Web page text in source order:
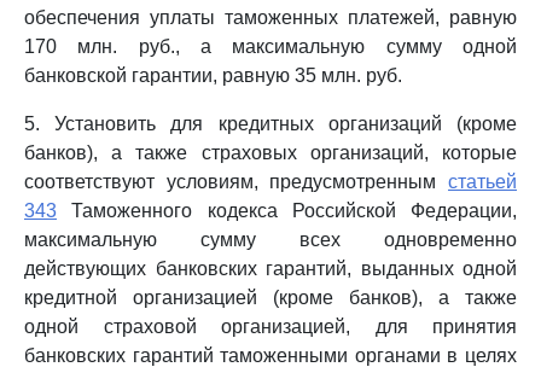
обеспечения уплаты таможенных платежей, равную
170 млн. руб., а максимальную сумму одной
банковской гарантии, равную 35 млн. руб.
5. Установить для кредитных организаций (кроме
банков), а также страховых организаций, которые
соответствуют условиям, предусмотренным статьей
343 Таможенного кодекса Российской Федерации,
максимальную сумму всех одновременно
действующих банковских гарантий, выданных одной
кредитной организацией (кроме банков), а также
одной страховой организацией, для принятия
банковских гарантий таможенными органами в целях